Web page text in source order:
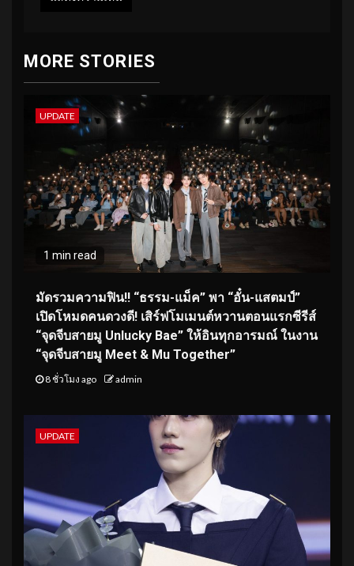
MORE STORIES
UPDATE
1 min read
มัดรวมความฟิน!! “ธรรม-แม็ค” พา “อั๋น-แสตมป์”
เปิดโหมดคนดวงดี! เสิร์ฟโมเมนต์หวานตอนแรกซีรีส์
“จุดจีบสายมู Unlucky Bae” ให้อินทุกอารมณ์ ในงาน
“จุดจีบสายมู Meet & Mu Together”
8 ชั่วโมง ago admin
UPDATE